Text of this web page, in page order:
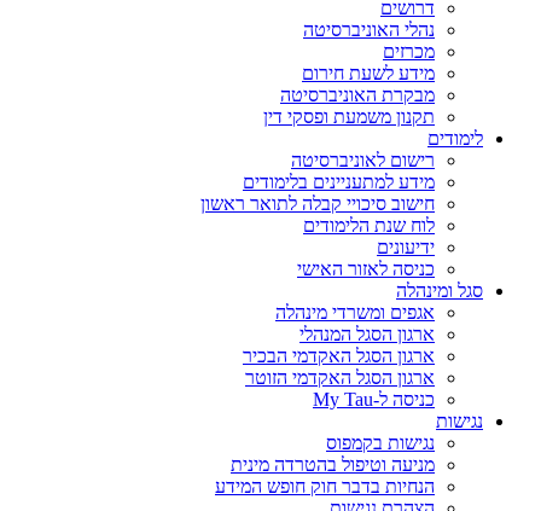
דרושים
נהלי האוניברסיטה
מכרזים
מידע לשעת חירום
מבקרת האוניברסיטה
תקנון משמעת ופסקי דין
לימודים
רישום לאוניברסיטה
מידע למתעניינים בלימודים
חישוב סיכויי קבלה לתואר ראשון
לוח שנת הלימודים
ידיעונים
כניסה לאזור האישי
סגל ומינהלה
אגפים ומשרדי מינהלה
ארגון הסגל המנהלי
ארגון הסגל האקדמי הבכיר
ארגון הסגל האקדמי הזוטר
כניסה ל-My Tau
נגישות
נגישות בקמפוס
מניעה וטיפול בהטרדה מינית
הנחיות בדבר חוק חופש המידע